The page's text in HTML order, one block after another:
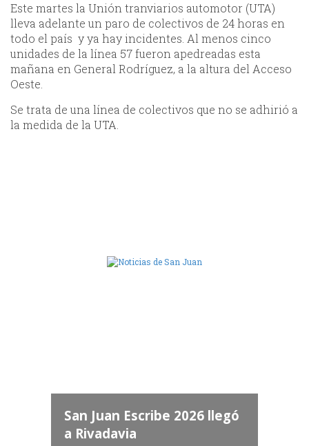
Este martes la Unión tranviarios automotor (UTA)
lleva adelante un paro de colectivos de 24 horas en
todo el país y ya hay incidentes. Al menos cinco
unidades de la línea 57 fueron apedreadas esta
mañana en General Rodríguez, a la altura del Acceso
Oeste.
Se trata de una línea de colectivos que no se adhirió a
la medida de la UTA.
San Juan Escribe 2026 llegó
a Rivadavia